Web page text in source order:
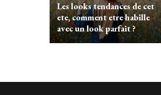
Les looks tendances de cet
ete, comment etre habille
avec un look parfait ?